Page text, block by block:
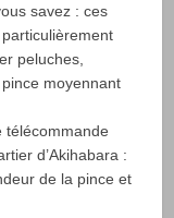
savez : ces
peluches,
moyennant
télécommande
d’Akihabara :
de la pince et